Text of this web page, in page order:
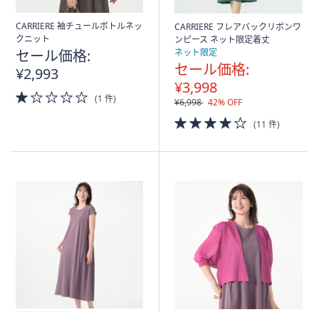
CARRIERE 袖チュールボトルネッ
クニット
セール価格:
¥2,993
1.0
of
(1 件)
CARRIERE フレアバックリボンワ
ンピース ネット限定着丈
ネット限定
セール価格:
¥3,998
¥6,998 42% OFF
4.0
of
(11 件)